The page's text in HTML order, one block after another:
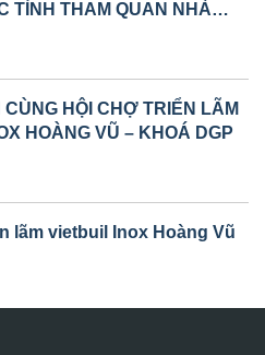
TỈNH THAM QUAN NHÀ
HỘI CHỢ TRIỂN LÃM
HOÀNG VŨ – KHOÁ DGP
lãm vietbuil Inox Hoàng Vũ